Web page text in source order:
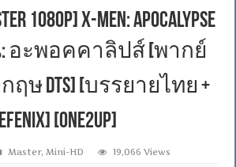
1080p] X-Men: Apocalypse
น: อะพอคคาลิปส์ [พากย์
กฤษ DTS] [บรรยายไทย +
[ONE2UP]
Master,Mini-HD 19,066 Views